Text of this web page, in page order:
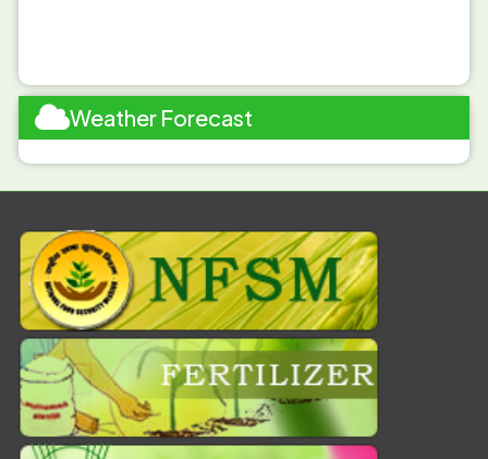
Weather Forecast